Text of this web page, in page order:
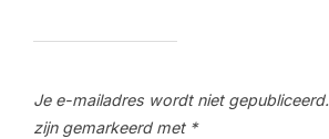
Je e-mailadres wordt niet gepubliceerd.
zijn gemarkeerd met *